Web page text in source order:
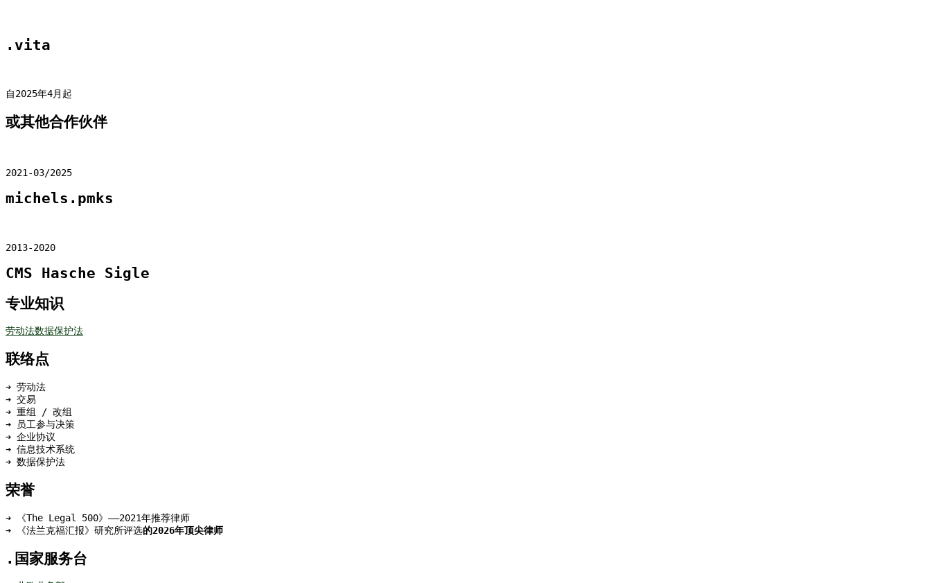
.vita
自2025年4月起
或其他合作伙伴
2021-03/2025
michels.pmks
2013-2020
CMS Hasche Sigle
专业知识
劳动法数据保护法
联络点
➔ 劳动法
➔ 交易
➔ 重组 / 改组
➔ 员工参与决策
➔ 企业协议
➔ 信息技术系统
➔ 数据保护法
荣誉
➔ 《The Legal 500》——2021年推荐律师
➔ 《法兰克福汇报》研究所评选的2026年顶尖律师
.国家服务台